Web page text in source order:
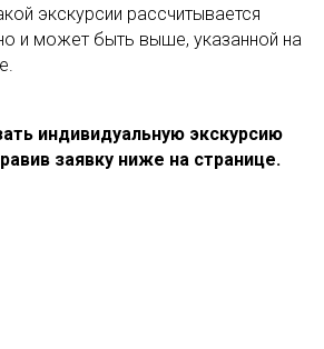
экскурсии рассчитывается
и может быть выше, указанной на
индивидуальную экскурсию
заявку ниже на странице.